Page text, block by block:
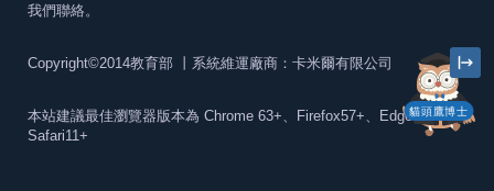
貓頭鷹博士
我們聯絡。
Copyright©2014教育部 丨系統維運廠商：卡米爾有限公司
本站建議最佳瀏覽器版本為 Chrome 63+、Firefox57+、Edge79+及
Safari11+